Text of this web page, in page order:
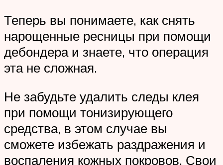
Теперь вы понимаете, как снять
нарощенные ресницы при помощи
дебондера и знаете, что операция
эта не сложная.
Не забудьте удалить следы клея
при помощи тонизирующего
средства, в этом случае вы
сможете избежать раздражения и
воспаления кожных покровов. Свои